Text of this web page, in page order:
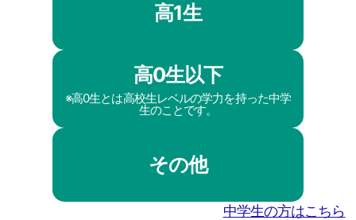
高1生
高0生以下
※高0生とは高校生レベルの学力を持った中学
生のことです。
その他
中学生の方はこちら